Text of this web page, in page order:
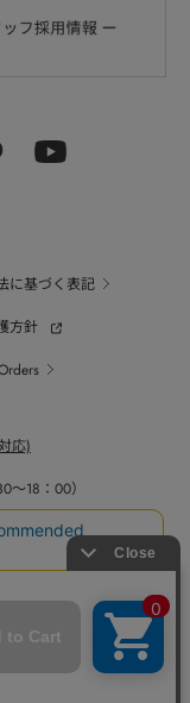
に基づく表記
方針
応)
18：00）
日10：30～18：00）